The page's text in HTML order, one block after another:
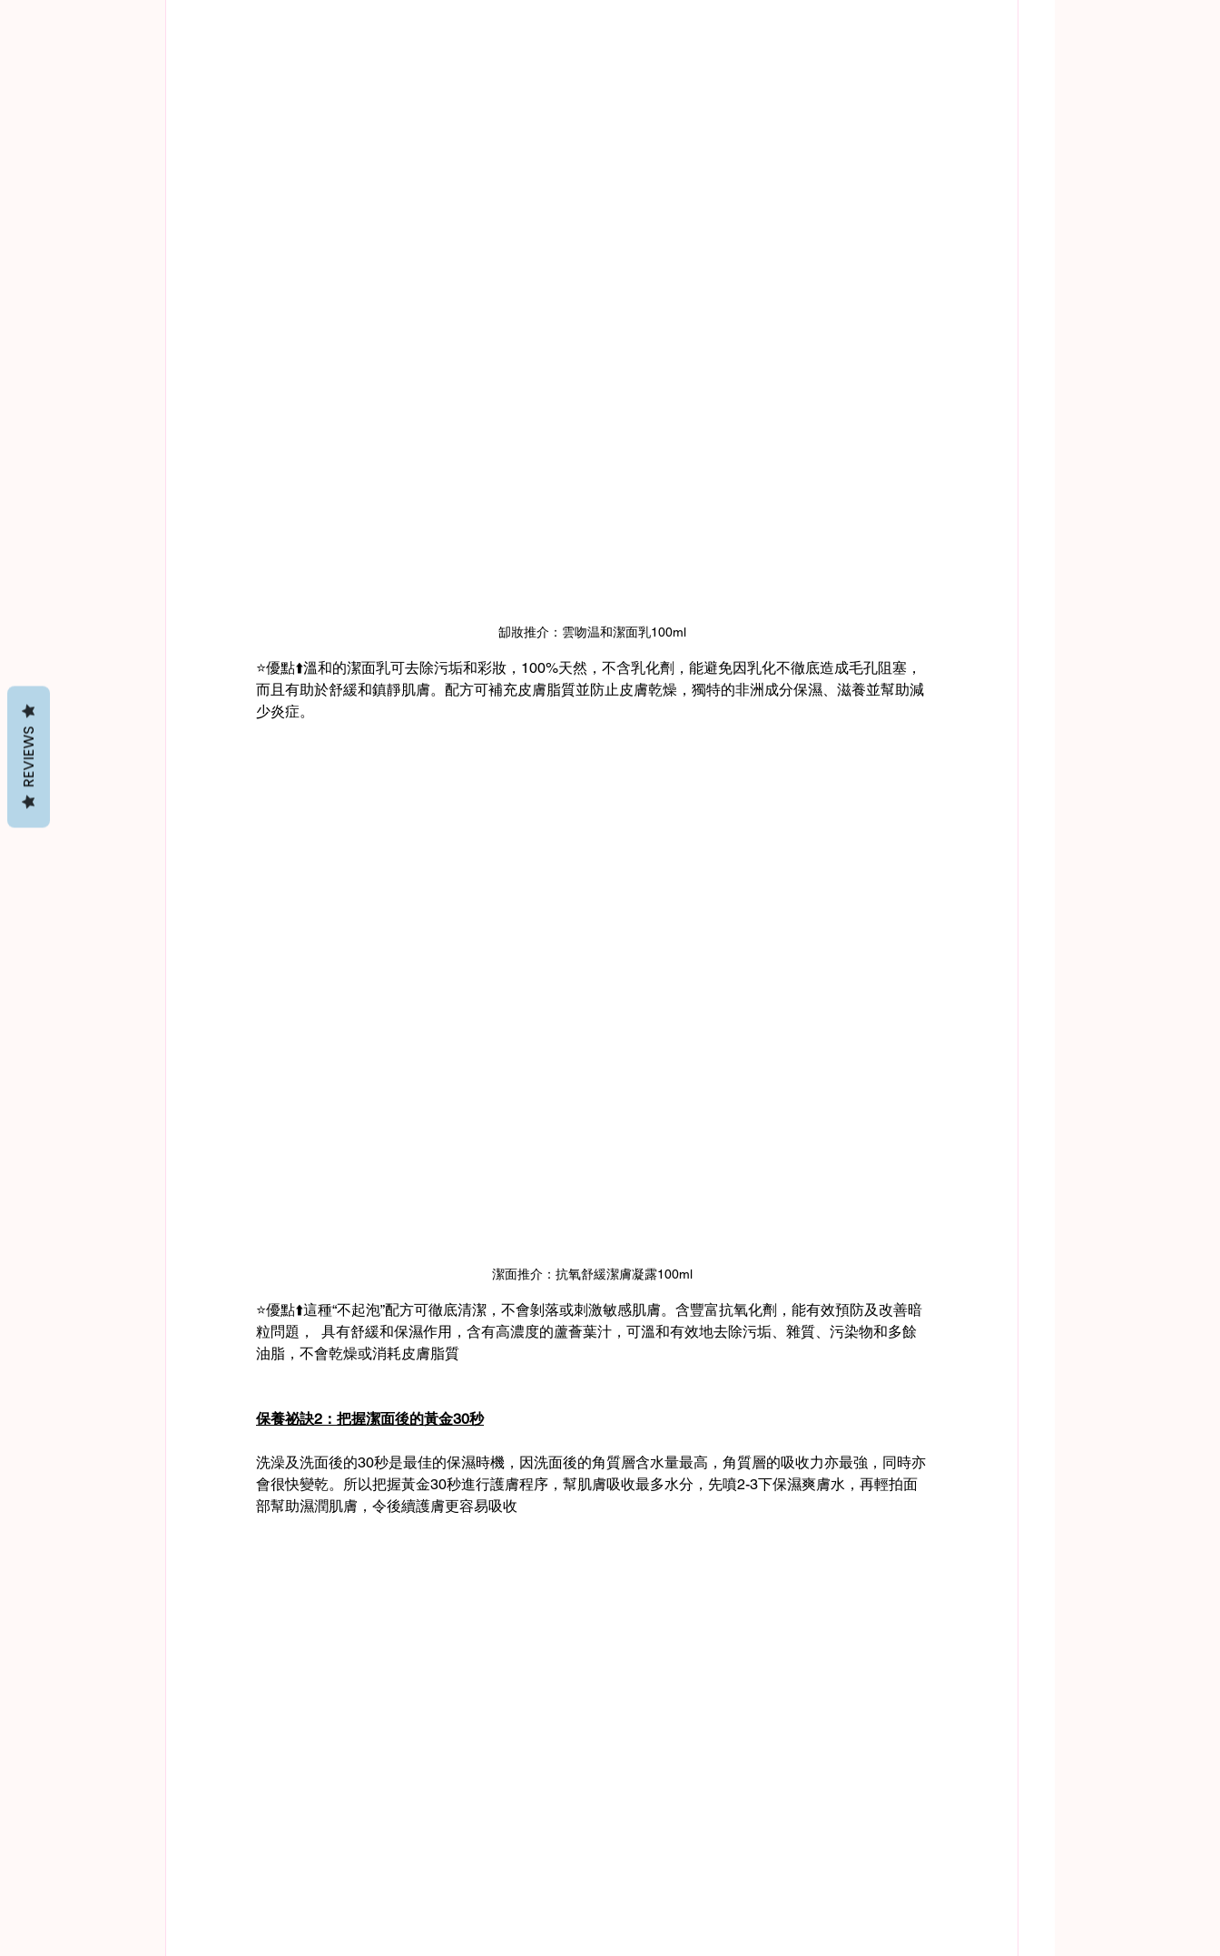
缷妝推介：雲吻温和潔面乳100ml
⭐️優點⬆️溫和的潔面乳可去除污垢和彩妝，100%天然，不含乳化劑，能避免因乳化不徹底造成毛孔阻塞，
而且有助於舒緩和鎮靜肌膚。配方可補充皮膚脂質並防止皮膚乾燥，獨特的非洲成分保濕、滋養並幫助減
少炎症。
潔面推介：抗氧舒緩潔膚凝露100ml
⭐️優點⬆️這種“不起泡”配方可徹底清潔，不會剝落或刺激敏感肌膚。含豐富抗氧化劑，能有效預防及改善暗
粒問題，  具有舒緩和保濕作用，含有高濃度的蘆薈葉汁，可溫和有效地去除污垢、雜質、污染物和多餘
油脂，不會乾燥或消耗皮膚脂質
保養祕訣2：把握潔面後的黃金30秒
洗澡及洗面後的30秒是最佳的保濕時機，因洗面後的角質層含水量最高，角質層的吸收力亦最強，同時亦
會很快變乾。所以把握黃金30秒進行護膚程序，幫肌膚吸收最多水分，先噴2-3下保濕爽膚水，再輕拍面
部幫助濕潤肌膚，令後續護膚更容易吸收
REVIEWS